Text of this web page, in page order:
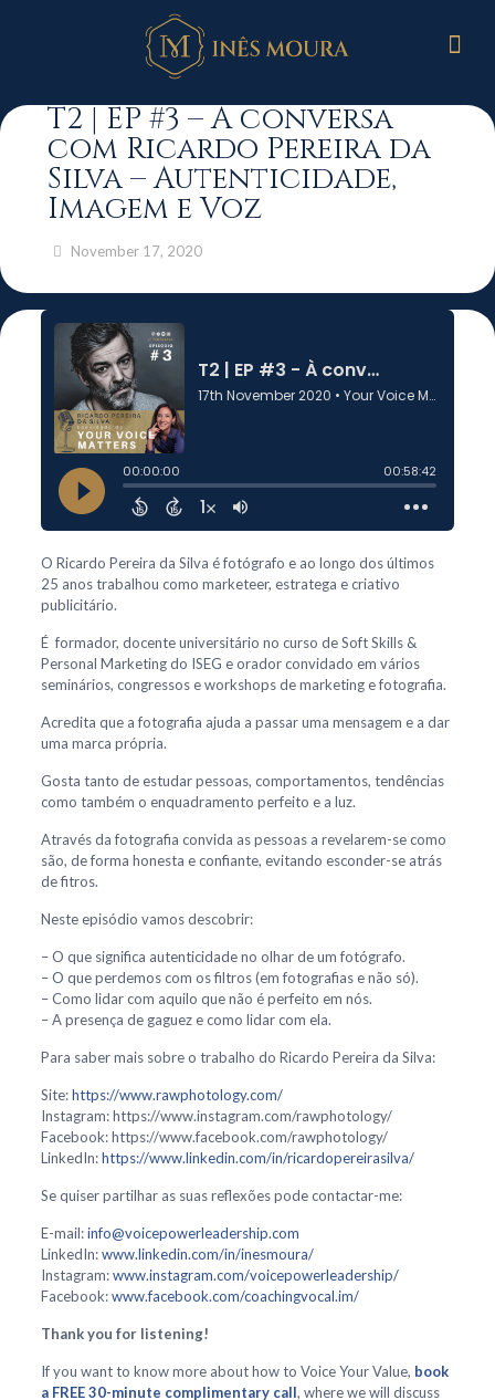
T2 | EP #3 – À conversa
com Ricardo Pereira da
Silva – Autenticidade,
Imagem e Voz
November 17, 2020
O Ricardo Pereira da Silva é fotógrafo e ao longo dos últimos
25 anos trabalhou como marketeer, estratega e criativo
publicitário.
É formador, docente universitário no curso de Soft Skills &
Personal Marketing do ISEG e orador convidado em vários
seminários, congressos e workshops de marketing e fotografia.
Acredita que a fotografia ajuda a passar uma mensagem e a dar
uma marca própria.
Gosta tanto de estudar pessoas, comportamentos, tendências
como também o enquadramento perfeito e a luz.
Através da fotografia convida as pessoas a revelarem-se como
são, de forma honesta e confiante, evitando esconder-se atrás
de fitros.
Neste episódio vamos descobrir:
– O que significa autenticidade no olhar de um fotógrafo.
– O que perdemos com os filtros (em fotografias e não só).
– Como lidar com aquilo que não é perfeito em nós.
– A presença de gaguez e como lidar com ela.
Para saber mais sobre o trabalho do Ricardo Pereira da Silva:
Site:https://www.rawphotology.com/
Instagram: https://www.instagram.com/rawphotology/
Facebook: https://www.facebook.com/rawphotology/
LinkedIn:https://www.linkedin.com/in/ricardopereirasilva/
Se quiser partilhar as suas reflexões pode contactar-me:
E-mail:info@voicepowerleadership.com
LinkedIn:www.linkedin.com/in/inesmoura/
Instagram:www.instagram.com/voicepowerleadership/
Facebook:www.facebook.com/coachingvocal.im/
Thank you for listening!
If you want to know more about how to Voice Your Value, book
a FREE 30-minute complimentary call, where we will discuss